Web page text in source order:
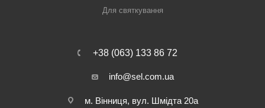
Для святкування
+38 (063) 133 86 72
info@sel.com.ua
м. Вінниця, вул. Шмідта 20а